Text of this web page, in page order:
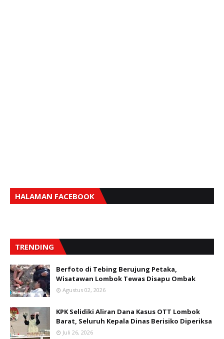
HALAMAN FACEBOOK
TRENDING
Berfoto di Tebing Berujung Petaka,
Wisatawan Lombok Tewas Disapu Ombak
Agustus 02, 2026
KPK Selidiki Aliran Dana Kasus OTT Lombok
Barat, Seluruh Kepala Dinas Berisiko Diperiksa
Juli 26, 2026